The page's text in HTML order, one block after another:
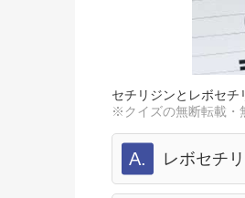
セチリジンとレボセチ
※クイズの無断転載・
A. レボセチ